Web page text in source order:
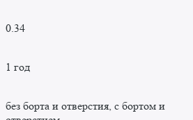
0.34
1 год
без борта и отверстия, с бортом и